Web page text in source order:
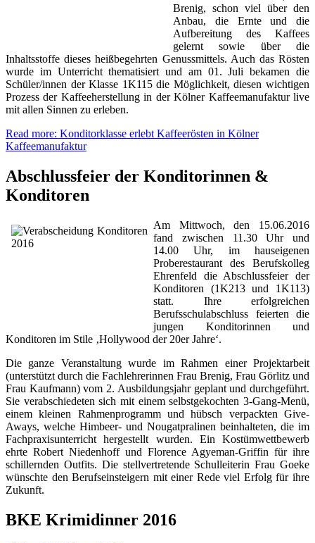
Brenig, schon viel über den
Anbau, die Ernte und die
Aufbereitung des Kaffees
gelernt sowie über die
Inhaltsstoffe dieses heißbegehrten Genussmittels. Auch das Rösten
wurde im Unterricht thematisiert und am 01. Juli bekamen die
Schüler/innen der Klasse 1K115 die Möglichkeit, diesen wichtigen
Prozess der Kaffeeherstellung in der Kölner Kaffeemanufaktur live
mit allen Sinnen zu erleben.
Read more: Konditorklasse erlebt Kaffeerösten in Kölner
Kaffeemanufaktur
Abschlussfeier der Konditorinnen &
Konditoren
Am Mittwoch, den 15.06.2016
fand zwischen 11.30 Uhr und
14.00 Uhr, im hauseigenen
Proberestaurant des Berufskolleg
Ehrenfeld die Abschlussfeier der
Konditoren (1K213 und 1K113)
statt. Ihre erfolgreichen
Berufsschulabschluss feierten die
jungen Konditorinnen und
Konditoren im Stile ‚Hollywood der 20er Jahre‘.
Die ganze Veranstaltung wurde im Rahmen einer Projektarbeit
(unterstützt durch die Fachlehrerinnen Frau Brenig, Frau Görlitz und
Frau Kaufmann) vom 2. Ausbildungsjahr geplant und durchgeführt.
Sie verabschiedeten sich mit einem selbstgekochten 3-Gang-Menü,
einem kleinen Rahmenprogramm und hübsch verpackten Give-
Aways, welche Himbeer- und Nougatpralinen beinhalteten, die im
Fachpraxisunterricht hergestellt wurden. Ein Kostümwettbewerb
ehrte Robert Niedenhoff und Florence Agyeman-Griffin für ihre
schillernden Outfits. Die stellvertretende Schulleiterin Frau Goeke
wünschte den Berufseinsteigern mit einer Rede viel Erfolg für ihre
Zukunft.
BKE Krimidinner 2016